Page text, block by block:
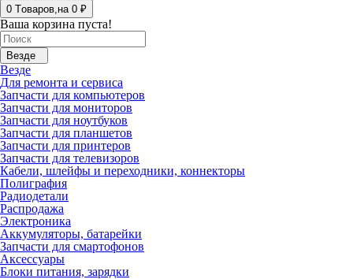
0 Tоваров,на 0 ₽
Ваша корзина пуста!
Везде
Везде
Для ремонта и сервиса
Запчасти для компьютеров
Запчасти для мониторов
Запчасти для ноутбуков
Запчасти для планшетов
Запчасти для принтеров
Запчасти для телевизоров
Кабели, шлейфы и переходники, коннекторы
Полиграфия
Радиодетали
Распродажа
Электроника
Аккумуляторы, батарейки
Запчасти для смартофонов
Аксессуары
Блоки питания, зарядки